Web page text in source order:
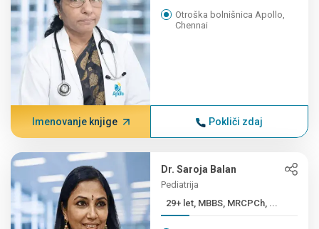
Otroška bolnišnica Apollo,
Chennai
Imenovanje knjige Pokliči zdaj
Dr. Saroja Balan
Pediatrija
29+ let, MBBS, MRCPCh, ...